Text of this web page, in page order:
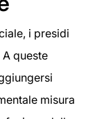
i presidi
queste
misura